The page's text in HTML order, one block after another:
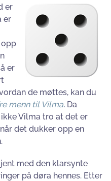
er
er
er
de møttes, kan du
menn til Vilma. Da
Vilma tro at det er
det dukker opp en
med den klarsynte
på døra hennes. Etter